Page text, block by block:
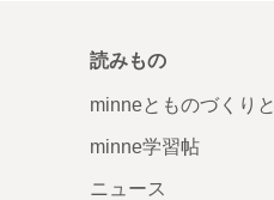
読みもの
minneとものづくりと
minne学習帖
ニュース